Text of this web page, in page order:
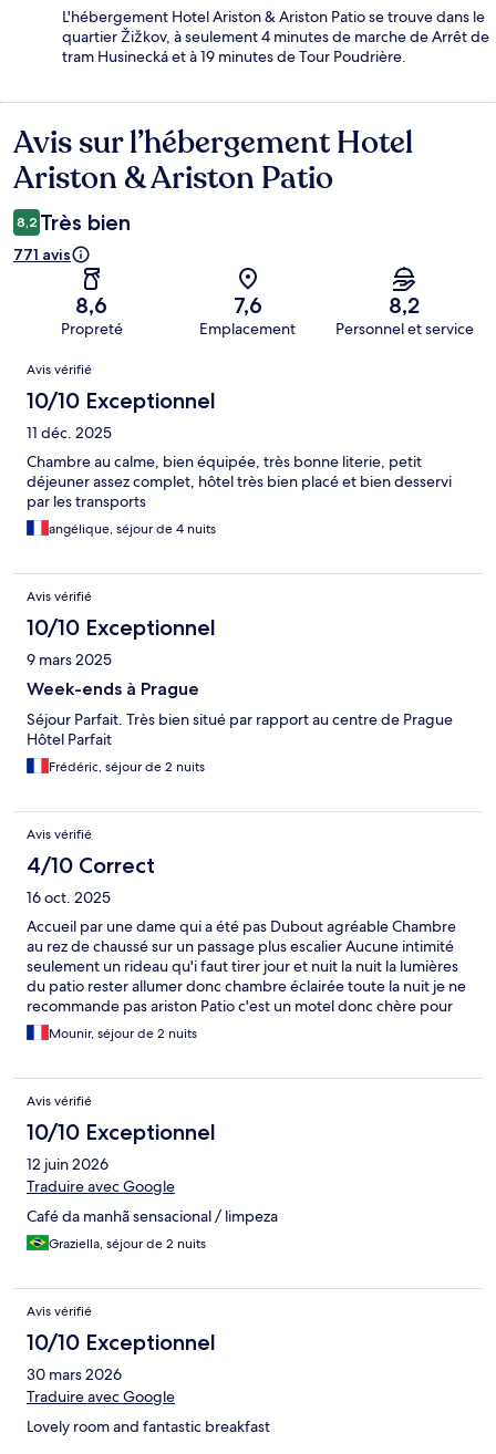
L'hébergement Hotel Ariston & Ariston Patio se trouve dans le
quartier Žižkov, à seulement 4 minutes de marche de Arrêt de
tram Husinecká et à 19 minutes de Tour Poudrière.
Avis
Avis sur l’hébergement Hotel
Ariston & Ariston Patio
8,2 Très bien
771 avis
8,6
Propreté
7,6
Emplacement
8,2
Personnel et service
Avis
Avis vérifié
10/10 Exceptionnel
11 déc. 2025
Chambre au calme, bien équipée, très bonne literie, petit
déjeuner assez complet, hôtel très bien placé et bien desservi
par les transports
angélique, séjour de 4 nuits
Avis vérifié
10/10 Exceptionnel
9 mars 2025
Week-ends à Prague
Séjour Parfait. Très bien situé par rapport au centre de Prague
Hôtel Parfait
Frédéric, séjour de 2 nuits
Avis vérifié
4/10 Correct
16 oct. 2025
Accueil par une dame qui a été pas Dubout agréable Chambre
au rez de chaussé sur un passage plus escalier Aucune intimité
seulement un rideau qu'i faut tirer jour et nuit la nuit la lumières
du patio rester allumer donc chambre éclairée toute la nuit je ne
recommande pas ariston Patio c'est un motel donc chère pour
cet hébergement
Mounir, séjour de 2 nuits
Avis vérifié
10/10 Exceptionnel
12 juin 2026
Traduire avec Google
Café da manhã sensacional / limpeza
Graziella, séjour de 2 nuits
Avis vérifié
10/10 Exceptionnel
30 mars 2026
Traduire avec Google
Lovely room and fantastic breakfast